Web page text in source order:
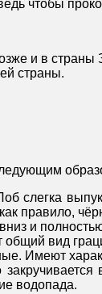
чтобы
и в
страны.
слегка
правило,
и
вид
Имеют
водопада.